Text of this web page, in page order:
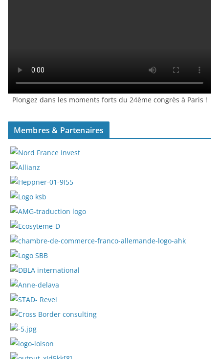
Plongez dans les moments forts du 24ème congrès à Paris !
Membres & Partenaires